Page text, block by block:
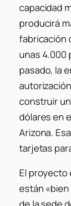
capacidad
producirá
fabricación
unas 4.000
pasado, la
construir
dólares en
Arizona.
tarjetas
El proyecto
están